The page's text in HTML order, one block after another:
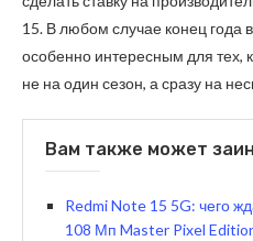
15. В любом случае конец года
особенно интересным для тех,
не на один сезон, а сразу на
Вам также может
Redmi Note 15 5G: чего
108 Мп Master Pixel